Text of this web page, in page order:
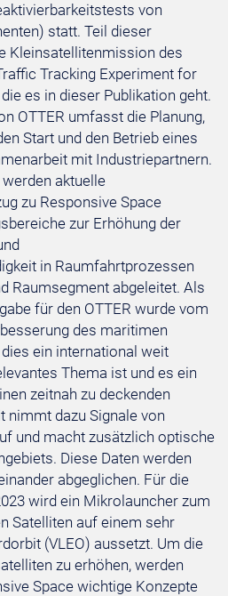
von
statt. Teil dieser
Kleinsatellitenmission des
Tracking Experiment for
es in dieser Publikation geht.
OTTER umfasst die Planung,
Start und den Betrieb eines
mit Industriepartnern.
aktuelle
zu Responsive Space
zur Erhöhung der
in Raumfahrtprozessen
Raumsegment abgeleitet. Als
für den OTTER wurde vom
des maritimen
ein international weit
Thema ist und es ein
zeitnah zu deckenden
nimmt dazu Signale von
und macht zusätzlich optische
Diese Daten werden
abgeglichen. Für die
wird ein Mikrolauncher zum
Satelliten auf einem sehr
(VLEO) aussetzt. Um die
zu erhöhen, werden
Space wichtige Konzepte